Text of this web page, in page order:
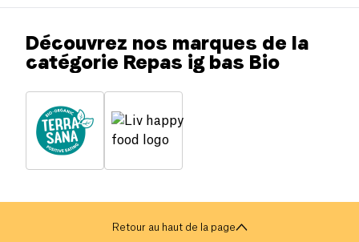
Découvrez nos marques de la
catégorie Repas ig bas Bio
Retour au haut de la page